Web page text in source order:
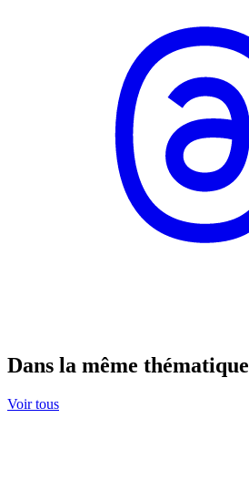
Dans la même thématique
Voir tous